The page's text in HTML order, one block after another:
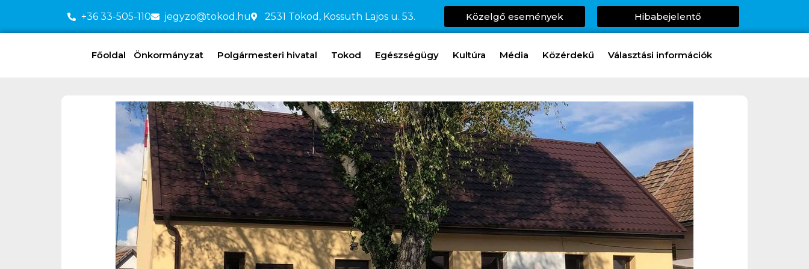
+36 33-505-110 jegyzo@tokod.hu 2531 Tokod, Kossuth Lajos u. 53. Közelgő események Hibabejelentő
Főoldal Önkormányzat Polgármesteri hivatal Tokod Egészségügy Kultúra Média Közérdekű Választási információk